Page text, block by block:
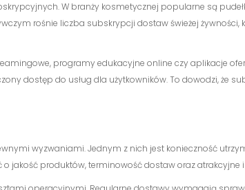
W branży kosmetycznej popularne są
rośnie liczba subskrypcji dostaw świeżej
programy edukacyjne online czy aplikacje
dostęp do usług dla użytkowników. To dowodzi, że
wyzwaniami. Jednym z nich jest konieczność
jakość produktów, terminowość dostaw oraz